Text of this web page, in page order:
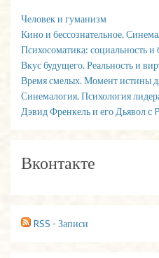
Человек и гуманизм
Кино и бессознательное.
Психосоматика: социальность и
Вкус будущего. Реальность и
Время смелых. Момент истины
Синемалогия. Психология
Дэвид Френкель и его Дьявол с
Вконтакте
RSS - Записи